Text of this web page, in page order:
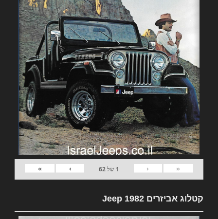
«
‹
1 של62
›
»
קטלוג אביזרים 1982 Jeep